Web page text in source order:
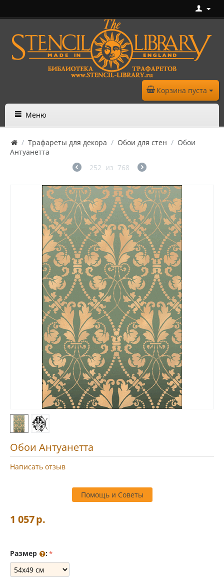
Корзина пуста
Меню
/ Трафареты для декора / Обои для стен / Обои
Антуанетта
252 из 768
Обои Антуанетта
Написать отзыв
Помощь и Советы
1 057р.
Размер :